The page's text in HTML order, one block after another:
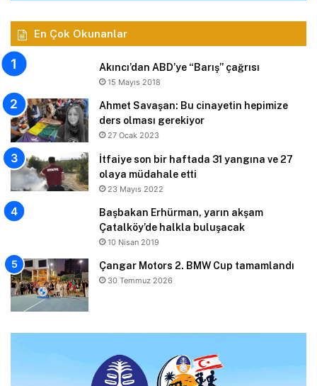
En Çok Okunanlar
Akıncı’dan ABD’ye “Barış” çağrısı
15 Mayıs 2018
Ahmet Savaşan: Bu cinayetin hepimize
ders olması gerekiyor
27 Ocak 2023
İtfaiye son bir haftada 31 yangına ve 27
olaya müdahale etti
23 Mayıs 2022
Başbakan Erhürman, yarın akşam
Çatalköy’de halkla buluşacak
10 Nisan 2019
Çangar Motors 2. BMW Cup tamamlandı
30 Temmuz 2026